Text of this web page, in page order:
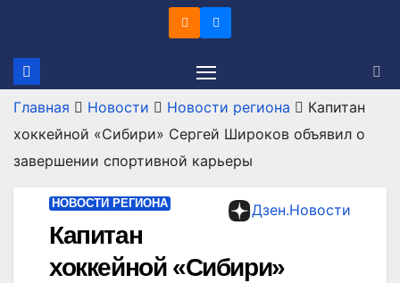
содержимому
Главная Новости Новости региона
Капитан
хоккейной «Сибири» Сергей Широков объявил о
завершении спортивной карьеры
Дзен.Новости
НОВОСТИ РЕГИОНА
Капитан
хоккейной «Сибири»